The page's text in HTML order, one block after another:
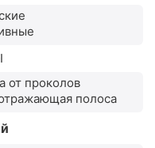
от проколов
полоса